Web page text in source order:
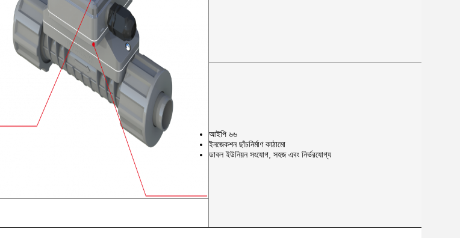
আইপি ৬৬
ইনজেকশন ছাঁচনির্মাণ কাঠামো
ডাবল ইউনিয়ন সংযোগ, সহজ এবং নির্ভরযোগ্য